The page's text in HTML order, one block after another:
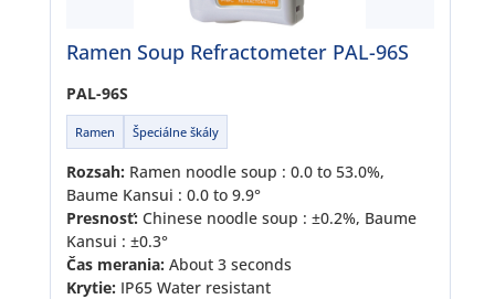
Ramen Soup Refractometer PAL-96S
PAL-96S
Ramen Špeciálne škály
Rozsah: Ramen noodle soup : 0.0 to 53.0%,
Baume Kansui : 0.0 to 9.9°
Presnosť: Chinese noodle soup : ±0.2%, Baume
Kansui : ±0.3°
Čas merania: About 3 seconds
Krytie: IP65 Water resistant